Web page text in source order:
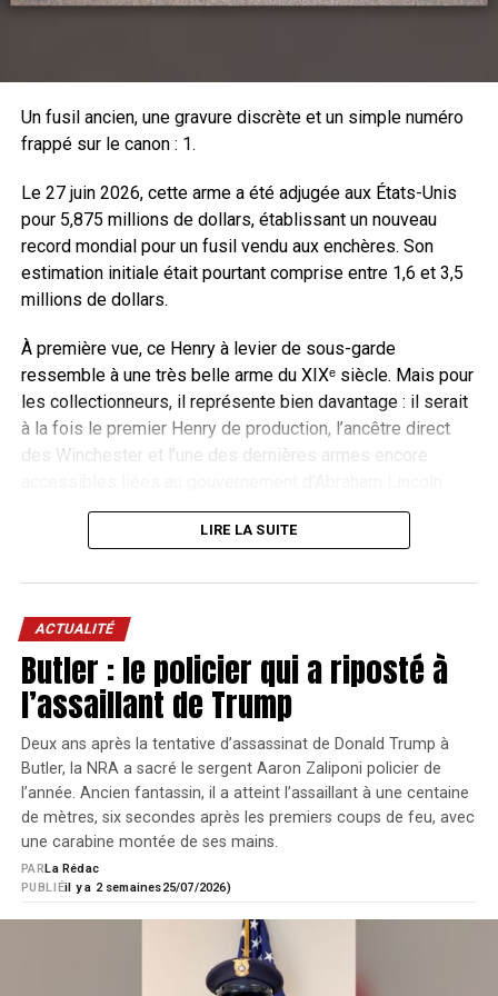
militaires, que les tireurs et les collectionneurs. L’auteur
décrit en introduction les composants qui constituent une
désignation normalement basés sur le calibre auquel
s’ajoutent, parfois, les noms de l’inventeur ou du fabricant
voire “l’année modèle”. Cette hétérogénéité ne facilite pas
toujours les recherches, c’est pourquoi J. Huon a inclus un
diagramme ­expliquant le mode de mesure d’une cartouche.
Au-
delà
des
caractéristiques de chacune des munitions mentionnées
dans l’ouvrage, nous voyons que le 9 mm Parabellum
Un fusil ancien, une gravure discrète et un simple numéro
frappé sur le canon : 1.
Le 27 juin 2026, cette arme a été adjugée aux États-Unis
pour 5,875 millions de dollars, établissant un nouveau
record mondial pour un fusil vendu aux enchères. Son
estimation initiale était pourtant comprise entre 1,6 et 3,5
millions de dollars.
À première vue, ce Henry à levier de sous-garde
ressemble à une très belle arme du XIXᵉ siècle. Mais pour
les collectionneurs, il représente bien davantage : il serait
à la fois le premier Henry de production, l’ancêtre direct
des Winchester et l’une des dernières armes encore
Cinq millions de dollars, avant les
frais
La vente s’est déroulée à Bedford, au Texas, lors de « The
American Sale », une vente organisée par Rock Island
Auction Company pour célébrer les 250 ans des États-
Unis.
Les enchères ont atteint 5 millions de dollars au marteau.
Une fois les frais ajoutés, le prix réellement payé s’est
élevé à 5,875 millions de dollars, soit bien au-delà du
précédent record mondial pour un fusil vendu aux
enchères.
Ce montant égale également le prix au marteau atteint par
le Colt Single Action Army associé à la mort de Billy the
Kid, présenté par la maison de ventes comme l’une des
LIRE LA SUITE
ACTUALITÉ
Butler : le policier qui a riposté à
l’assaillant de Trump
Deux ans après la tentative d’assassinat de Donald Trump à
Butler, la NRA a sacré le sergent Aaron Zaliponi policier de
l’année. Ancien fantassin, il a atteint l’assaillant à une centaine
de mètres, six secondes après les premiers coups de feu, avec
une carabine montée de ses mains.
PUBLIÉil y a 2 semaines25/07/2026)
PARLa Rédac